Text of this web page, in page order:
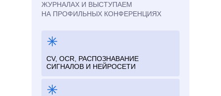
ЖУРНАЛАХ И ВЫСТУПАЕМ
НА ПРОФИЛЬНЫХ КОНФЕРЕНЦИЯХ
CV, OCR, РАСПОЗНАВАНИЕ
СИГНАЛОВ И НЕЙРОСЕТИ